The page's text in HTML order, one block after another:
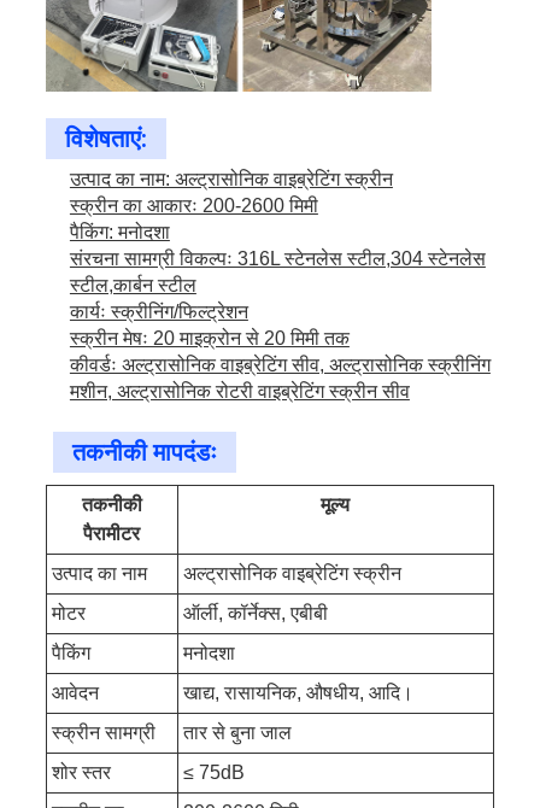
विशेषताएं:
उत्पाद का नाम: अल्ट्रासोनिक वाइब्रेटिंग स्क्रीन
स्क्रीन का आकारः 200-2600 मिमी
पैकिंग: मनोदशा
संरचना सामग्री विकल्पः 316L स्टेनलेस स्टील,304 स्टेनलेस
स्टील,कार्बन स्टील
कार्यः स्क्रीनिंग/फिल्ट्रेशन
स्क्रीन मेषः 20 माइक्रोन से 20 मिमी तक
कीवर्डः अल्ट्रासोनिक वाइब्रेटिंग सीव, अल्ट्रासोनिक स्क्रीनिंग
मशीन, अल्ट्रासोनिक रोटरी वाइब्रेटिंग स्क्रीन सीव
तकनीकी मापदंडः
तकनीकी
पैरामीटर
मूल्य
उत्पाद का नाम
अल्ट्रासोनिक वाइब्रेटिंग स्क्रीन
मोटर
ऑर्ली, कॉर्नेक्स, एबीबी
पैकिंग
मनोदशा
आवेदन
खाद्य, रासायनिक, औषधीय, आदि।
स्क्रीन सामग्री
तार से बुना जाल
शोर स्तर
≤ 75dB